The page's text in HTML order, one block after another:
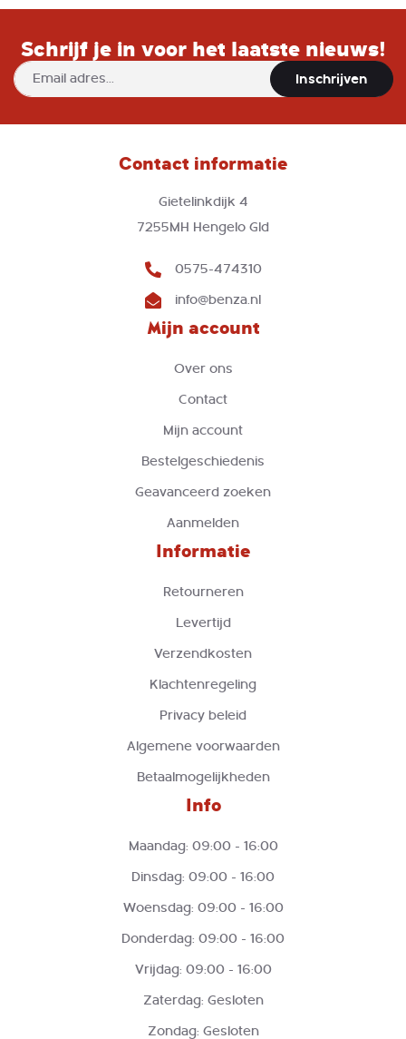
Schrijf je in voor het laatste nieuws!
Abonneer
u
onze
Inschrijven
Contact informatie
Gietelinkdijk 4
7255MH Hengelo Gld
0575-474310
info@benza.nl
Mijn account
Over ons
Contact
Mijn account
Bestelgeschiedenis
Geavanceerd zoeken
Aanmelden
Informatie
Retourneren
Levertijd
Verzendkosten
Klachtenregeling
Privacy beleid
Algemene voorwaarden
Betaalmogelijkheden
Info
Maandag: 09:00 - 16:00
Dinsdag: 09:00 - 16:00
Woensdag: 09:00 - 16:00
Donderdag: 09:00 - 16:00
Vrijdag: 09:00 - 16:00
Zaterdag: Gesloten
Zondag: Gesloten